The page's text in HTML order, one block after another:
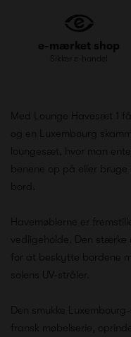
e-mærket shop
Sikker e-handel
Med Lounge Havesæt 1
og en Luxembourg
loungesæt, hvor man
benene op på eller
bord.
Havemøblerne er
vedligeholde. Den
for at beskytte bordene
solens UV-stråler.
Den smukke
fransk møbelserie,